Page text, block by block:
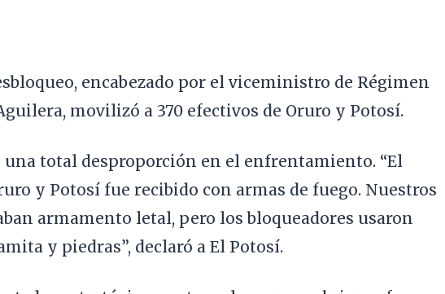
encabezado por el viceministro de Régimen
movilizó a 370 efectivos de Oruro y Potosí.
una total desproporción en el enfrentamiento. “El
y Potosí fue recibido con armas de fuego. Nuestros
armamento letal, pero los bloqueadores usaron
y piedras”, declaró a El Potosí.